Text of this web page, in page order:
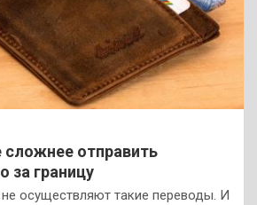
сложнее отправить
за границу
осуществляют такие переводы. И